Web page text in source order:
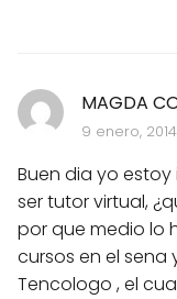
MAGDA
9 enero,
Buen dia yo
ser tutor virtual,
por que medio lo
cursos en el
Tencologo , el